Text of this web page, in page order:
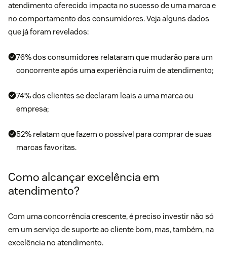
atendimento oferecido impacta no sucesso de uma marca e
no comportamento dos consumidores. Veja alguns dados
que já foram revelados:
76% dos consumidores relataram que mudarão para um
concorrente após uma experiência ruim de atendimento;
74% dos clientes se declaram leais a uma marca ou
empresa;
52% relatam que fazem o possível para comprar de suas
marcas favoritas.
Como alcançar excelência em
atendimento?
Com uma concorrência crescente, é preciso investir não só
em um serviço de suporte ao cliente bom, mas, também, na
excelência no atendimento.